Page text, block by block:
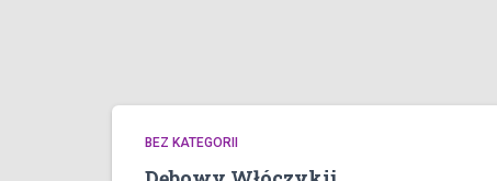
BEZ KATEGORII